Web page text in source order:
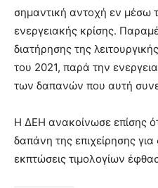
σημαντική αντοχή εν μέσω
ενεργειακής κρίσης.
διατήρησης της
του 2021, παρά την
των δαπανών που αυτή
Η ΔΕΗ ανακοίνωσε επίσης
δαπάνη της επιχείρησης
εκπτώσεις τιμολογίων